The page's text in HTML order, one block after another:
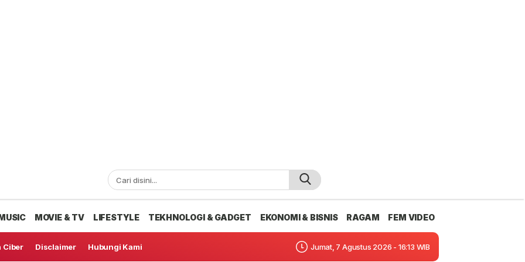
MOVIE & TV LIFESTYLE TEKHNOLOGI & GADGET EKONOMI & BISNIS RAGAM FEM VIDEO
Ciber Disclaimer Hubungi Kami Jumat, 7 Agustus 2026 - 16:13 WIB